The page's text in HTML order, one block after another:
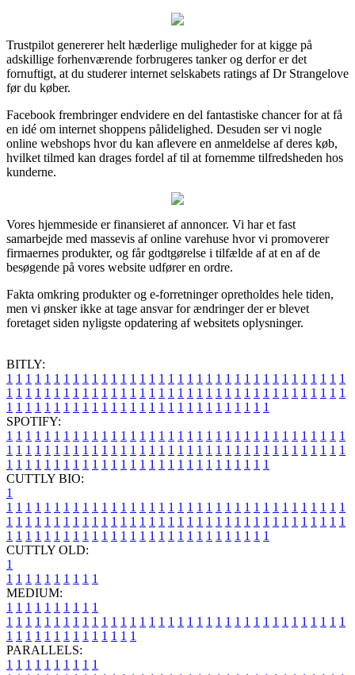
Trustpilot genererer helt hæderlige muligheder for at kigge på
adskillige forhenværende forbrugeres tanker og derfor er det
fornuftigt, at du studerer internet selskabets ratings af Dr Strangelove
før du køber.
Facebook frembringer endvidere en del fantastiske chancer for at få
en idé om internet shoppens pålidelighed. Desuden ser vi nogle
online webshops hvor du kan aflevere en anmeldelse af deres køb,
hvilket tilmed kan drages fordel af til at fornemme tilfredsheden hos
kunderne.
Vores hjemmeside er finansieret af annoncer. Vi har et fast
samarbejde med massevis af online varehuse hvor vi promoverer
firmaernes produkter, og får godtgørelse i tilfælde af at en af de
besøgende på vores website udfører en ordre.
Fakta omkring produkter og e-forretninger opretholdes hele tiden,
men vi ønsker ikke at tage ansvar for ændringer der er blevet
foretaget siden nyligste opdatering af websitets oplysninger.
BITLY:
1 1 1 1 1 1 1 1 1 1 1 1 1 1 1 1 1 1 1 1 1 1 1 1 1 1 1 1 1 1 1 1 1 1 1 1
1 1 1 1 1 1 1 1 1 1 1 1 1 1 1 1 1 1 1 1 1 1 1 1 1 1 1 1 1 1 1 1 1 1 1 1
1 1 1 1 1 1 1 1 1 1 1 1 1 1 1 1 1 1 1 1 1 1 1 1 1 1 1 1
SPOTIFY:
1 1 1 1 1 1 1 1 1 1 1 1 1 1 1 1 1 1 1 1 1 1 1 1 1 1 1 1 1 1 1 1 1 1 1 1
1 1 1 1 1 1 1 1 1 1 1 1 1 1 1 1 1 1 1 1 1 1 1 1 1 1 1 1 1 1 1 1 1 1 1 1
1 1 1 1 1 1 1 1 1 1 1 1 1 1 1 1 1 1 1 1 1 1 1 1 1 1 1 1
CUTTLY BIO:
1
1 1 1 1 1 1 1 1 1 1 1 1 1 1 1 1 1 1 1 1 1 1 1 1 1 1 1 1 1 1 1 1 1 1 1 1
1 1 1 1 1 1 1 1 1 1 1 1 1 1 1 1 1 1 1 1 1 1 1 1 1 1 1 1 1 1 1 1 1 1 1 1
1 1 1 1 1 1 1 1 1 1 1 1 1 1 1 1 1 1 1 1 1 1 1 1 1 1 1 1
CUTTLY OLD:
1
1 1 1 1 1 1 1 1 1 1
MEDIUM:
1 1 1 1 1 1 1 1 1 1
1 1 1 1 1 1 1 1 1 1 1 1 1 1 1 1 1 1 1 1 1 1 1 1 1 1 1 1 1 1 1 1 1 1 1 1
1 1 1 1 1 1 1 1 1 1 1 1 1 1
PARALLELS:
1 1 1 1 1 1 1 1 1 1